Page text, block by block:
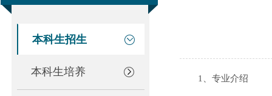
本科生招生
本科生培养
1、专业介绍